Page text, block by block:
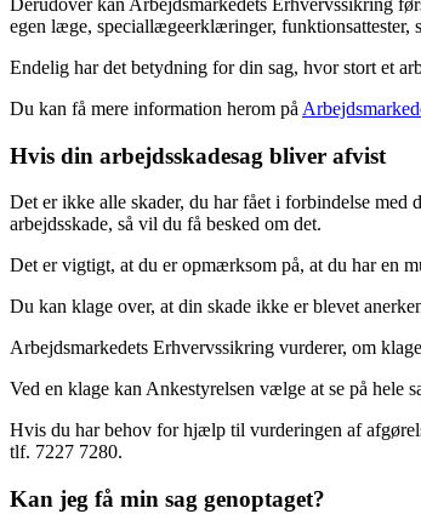
egen læge, speciallægeerklæringer, funktionsattester,
Endelig har det betydning for din sag, hvor stort et
Du kan få mere information herom på
Hvis din arbejdsskadesag bliver afvist
Det er ikke alle skader, du har fået i forbindelse med
arbejdsskade, så vil du få besked om det.
Det er vigtigt, at du er opmærksom på, at du har en
Du kan klage over, at din skade ikke er blevet
Arbejdsmarkedets Erhvervssikring vurderer, om
Ved en klage kan Ankestyrelsen vælge at se på hele
Hvis du har behov for hjælp til vurderingen af
tlf. 7227 7280.
Kan jeg få min sag genoptaget?